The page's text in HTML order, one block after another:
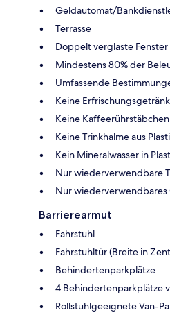
Geldautomat/
Terrasse
Doppelt verglaste Fenster
Mindestens 80% der
Umfassende
Keine
Keine Kaffeerührstäbchen
Keine Trinkhalme aus
Kein Mineralwasser in
Nur wiederverwendbare
Nur wiederverwendbares
Barrierearmut
Fahrstuhl
Fahrstuhltür (Breite in
Behindertenparkplätze
4 Behindertenparkplätze
Rollstuhlgeeignete Van-